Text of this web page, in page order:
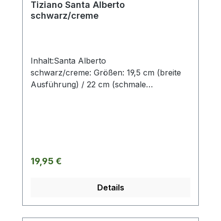
Tiziano Santa Alberto
schwarz/creme
Inhalt:Santa Alberto
schwarz/creme: Größen: 19,5 cm (breite
Ausführung) / 22 cm (schmale
Silhouetten. Vielfache
Kübeln, Töpfen, Lampen, Schalen,
Regulärer Preis:
19,95 €
Details